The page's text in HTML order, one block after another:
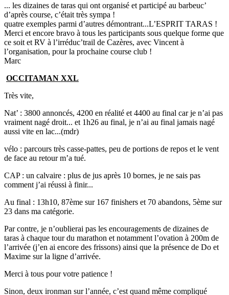
... les dizaines de taras qui ont organisé et participé au barbeuc’
d’après course, c’était très sympa !
quatre exemples parmi d’autres démontrant...L’ESPRIT TARAS !
Merci et encore bravo à tous les participants sous quelque forme que
ce soit et RV à l’irréduc’trail de Cazères, avec Vincent à
l’organisation, pour la prochaine course club !
Marc
OCCITAMAN XXL
Très vite,
Nat’ : 3800 annoncés, 4200 en réalité et 4400 au final car je n’ai pas
vraiment nagé droit... et 1h26 au final, je n’ai au final jamais nagé
aussi vite en lac...(mdr)
vélo : parcours très casse-pattes, peu de portions de repos et le vent
de face au retour m’a tué.
CAP : un calvaire : plus de jus après 10 bornes, je ne sais pas
comment j’ai réussi à finir...
Au final : 13h10, 87ème sur 167 finishers et 70 abandons, 5ème sur
23 dans ma catégorie.
Par contre, je n’oublierai pas les encouragements de dizaines de
taras à chaque tour du marathon et notamment l’ovation à 200m de
l’arrivée (j’en ai encore des frissons) ainsi que la présence de Do et
Maxime sur la ligne d’arrivée.
Merci à tous pour votre patience !
Sinon, deux ironman sur l’année, c’est quand même compliqué